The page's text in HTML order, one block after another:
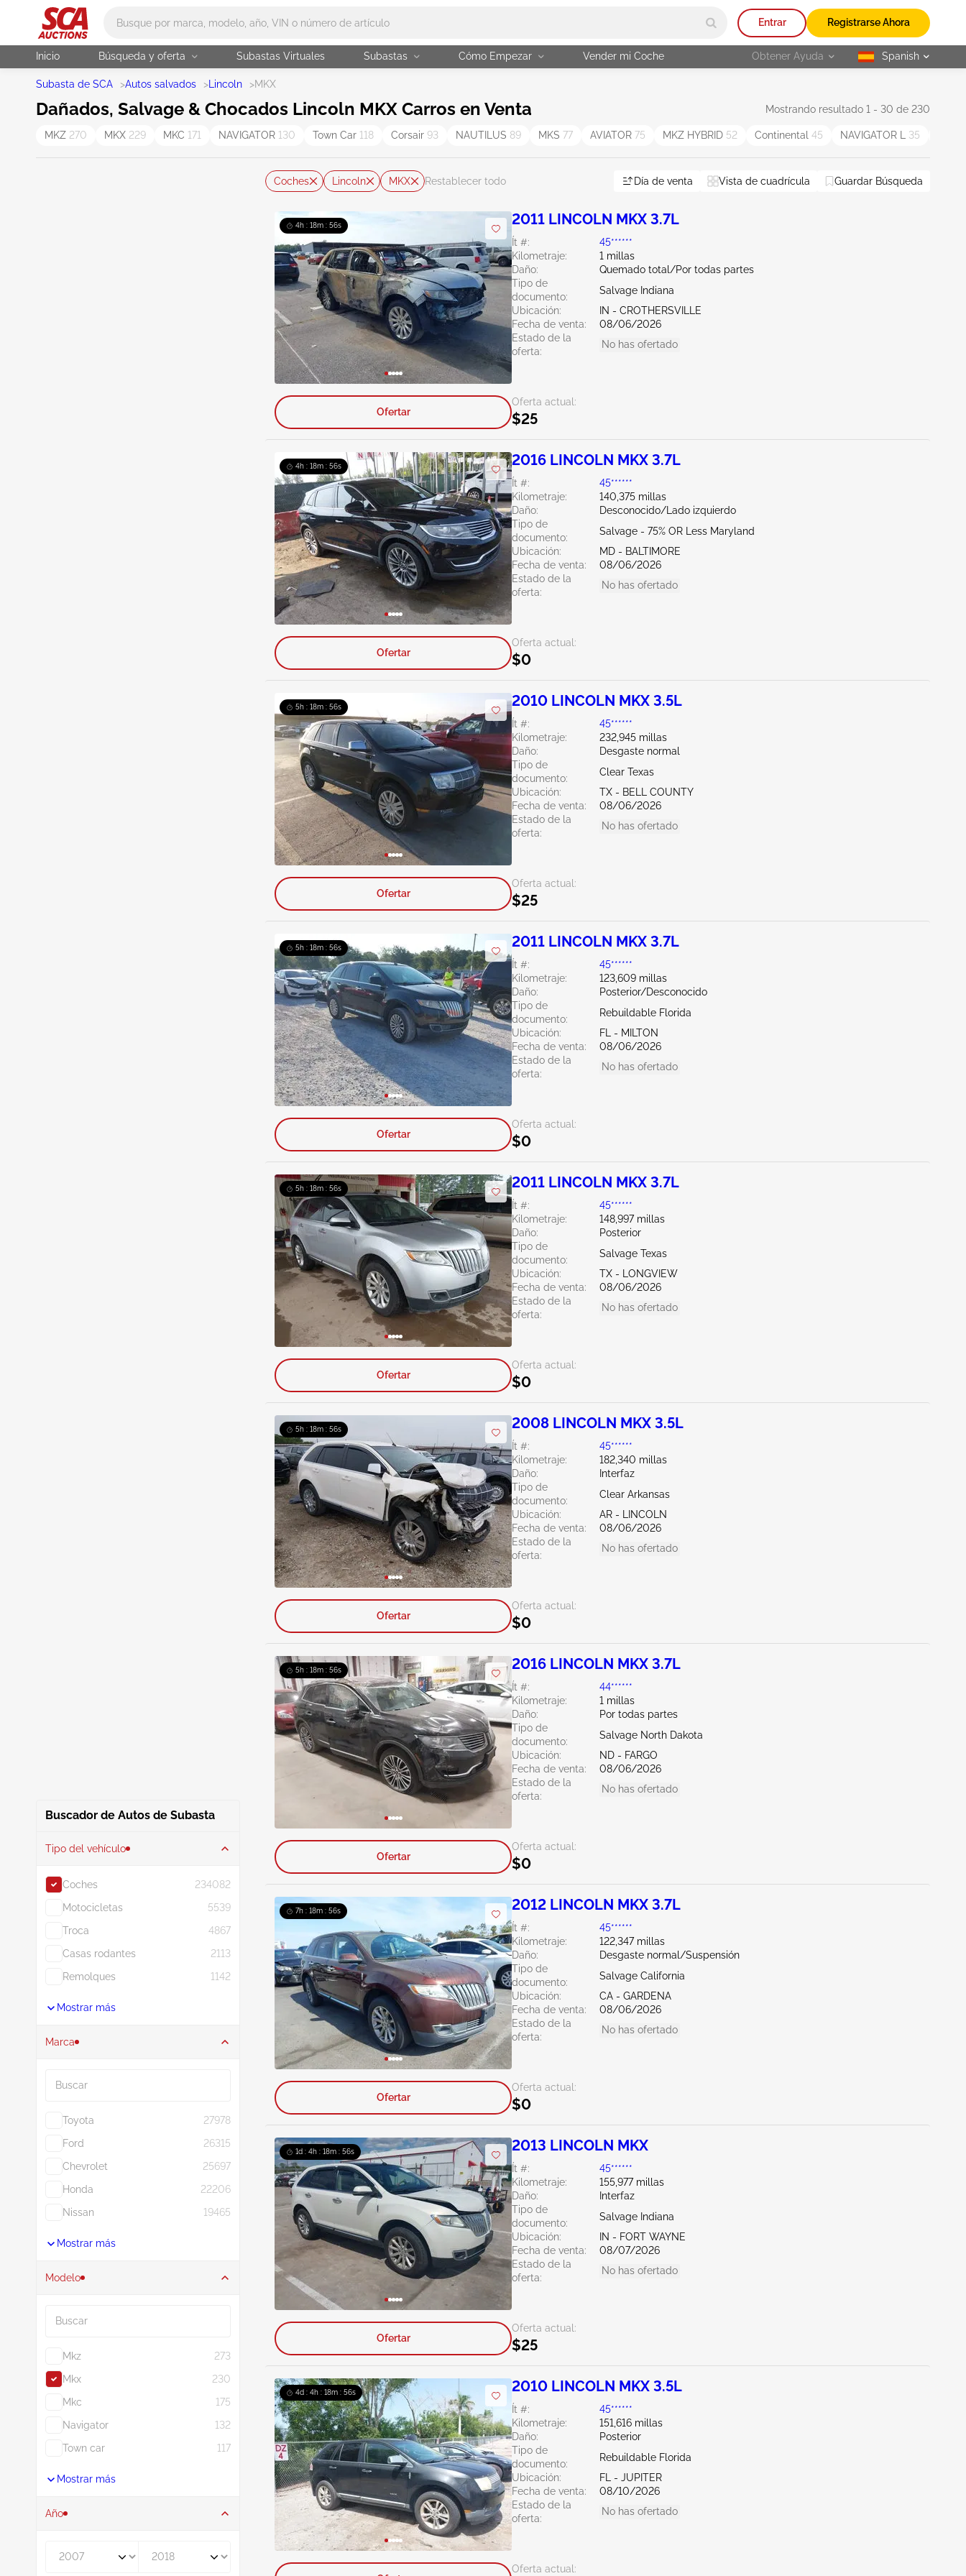
Entrar Registrarse Ahora
Inicio Búsqueda y oferta Subastas Virtuales Subastas Cómo Empezar Vender mi Coche Obtener Ayuda selected
Spanish
Subasta de SCA >Autos salvados > Lincoln >MKX
Dañados, Salvage & Chocados Lincoln MKX Carros en Venta Mostrando resultado 1 - 30 de 230
MKZ 270 MKX 229 MKC 171 NAVIGATOR 130 Town Car 118 Corsair 93 NAUTILUS 89 MKS 77 AVIATOR 75 MKZ HYBRID 52 Continental 45 NAVIGATOR L 35
Buscador de Autos de Subasta
Tipo del vehículo
Coches
234082
Motocicletas
5539
Troca
4867
Casas rodantes
2113
Remolques
1142
Mostrar más
Marca
Toyota
27978
Ford
26315
Chevrolet
25697
Honda
22206
Nissan
19465
Mostrar más
Modelo
Mkz
273
Mkx
230
Mkc
175
Navigator
132
Town car
117
Mostrar más
Año
Coches Lincoln MKX Restablecer todo Día de venta Vista de cuadrícula Guardar Búsqueda
4h : 18m : 55s 2011 LINCOLN MKX 3.7L
Ít #:
45******
Kilometraje:
1 millas
Daño:
Quemado total/Por todas partes
Tipo de
documento:
Salvage Indiana
Ubicación:
IN - CROTHERSVILLE
Fecha de venta:
08/06/2026
Estado de la
oferta:
No has ofertado
Oferta actual:
$25
Ofertar
4h : 18m : 55s 2016 LINCOLN MKX 3.7L
Ít #:
45******
Kilometraje:
140,375 millas
Daño:
Desconocido/Lado izquierdo
Tipo de
documento:
Salvage - 75% OR Less Maryland
Ubicación:
MD - BALTIMORE
Fecha de venta:
08/06/2026
Estado de la
oferta:
No has ofertado
Oferta actual:
$0
Ofertar
5h : 18m : 55s 2010 LINCOLN MKX 3.5L
Ít #:
45******
Kilometraje:
232,945 millas
Daño:
Desgaste normal
Tipo de
documento:
Clear Texas
Ubicación:
TX - BELL COUNTY
Fecha de venta:
08/06/2026
Estado de la
oferta:
No has ofertado
Oferta actual:
$25
Ofertar
5h : 18m : 55s 2011 LINCOLN MKX 3.7L
Ít #:
45******
Kilometraje:
123,609 millas
Daño:
Posterior/Desconocido
Tipo de
documento:
Rebuildable Florida
Ubicación:
FL - MILTON
Fecha de venta:
08/06/2026
Estado de la
oferta:
No has ofertado
Oferta actual:
$0
Ofertar
5h : 18m : 55s 2011 LINCOLN MKX 3.7L
Ít #:
45******
Kilometraje:
148,997 millas
Daño:
Posterior
Tipo de
documento:
Salvage Texas
Ubicación:
TX - LONGVIEW
Fecha de venta:
08/06/2026
Estado de la
oferta:
No has ofertado
Oferta actual:
$0
Ofertar
5h : 18m : 55s 2008 LINCOLN MKX 3.5L
Ít #:
45******
Kilometraje:
182,340 millas
Daño:
Interfaz
Tipo de
documento:
Clear Arkansas
Ubicación:
AR - LINCOLN
Fecha de venta:
08/06/2026
Estado de la
oferta:
No has ofertado
Oferta actual:
$0
Ofertar
5h : 18m : 55s 2016 LINCOLN MKX 3.7L
Ít #:
44******
Kilometraje:
1 millas
Daño:
Por todas partes
Tipo de
documento:
Salvage North Dakota
Ubicación:
ND - FARGO
Fecha de venta:
08/06/2026
Estado de la
oferta:
No has ofertado
Oferta actual:
$0
Ofertar
7h : 18m : 55s 2012 LINCOLN MKX 3.7L
Ít #:
45******
Kilometraje:
122,347 millas
Daño:
Desgaste normal/Suspensión
Tipo de
documento:
Salvage California
Ubicación:
CA - GARDENA
Fecha de venta:
08/06/2026
Estado de la
oferta:
No has ofertado
Oferta actual:
$0
Ofertar
1d : 4h : 18m : 55s 2013 LINCOLN MKX
Ít #:
45******
Kilometraje:
155,977 millas
Daño:
Interfaz
Tipo de
documento:
Salvage Indiana
Ubicación:
IN - FORT WAYNE
Fecha de venta:
08/07/2026
Estado de la
oferta:
No has ofertado
Oferta actual:
$25
Ofertar
4d : 4h : 18m : 55s 2010 LINCOLN MKX 3.5L
Ít #:
45******
Kilometraje:
151,616 millas
Daño:
Posterior
Tipo de
documento:
Rebuildable Florida
Ubicación:
FL - JUPITER
Fecha de venta:
08/10/2026
Estado de la
oferta:
No has ofertado
Oferta actual: